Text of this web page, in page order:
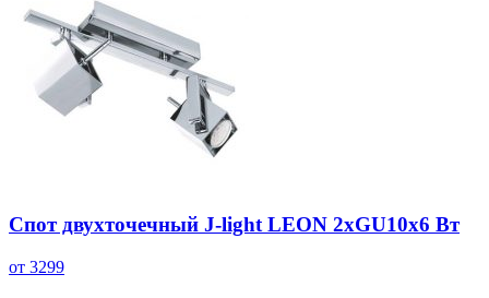
Спот двухточечный J-light LEON 2хGU10х6 Вт
от 3299